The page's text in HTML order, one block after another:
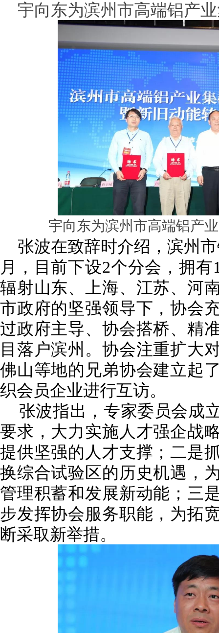
宇向东为滨州市高端铝产
宇向东为滨州市高端铝产
张波在致辞时介绍，滨州
月，目前下设2个分会，拥
辐射山东、上海、江苏、河
市政府的坚强领导下，协会
过政府主导、协会搭桥、精
目落户滨州。协会注重扩大
佛山等地的兄弟协会建立起
织会员企业进行互访。
张波指出，专家委员会成
要求，大力实施人才强企战
提供坚强的人才支撑；二是
换综合试验区的历史机遇，
管理积蓄和发展新动能；三
步发挥协会服务职能，为拓
断采取新举措。